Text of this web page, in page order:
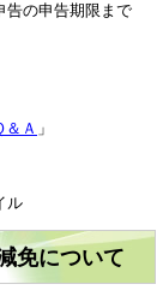
の申告期限まで
Ａ 」
ル
免について